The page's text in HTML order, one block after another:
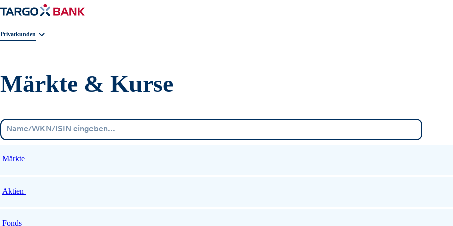
Geschäftsbereichnavigation. Aktuelle Auswahl:
Privatkunden
Märkte & Kurse
Märkte
Aktien
Fonds